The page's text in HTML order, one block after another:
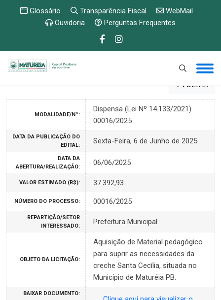
Glossário Transparência Fiscal
WebMail
Ouvidoria
Perguntas Frequentes
VOLTAR
MODALIDADE/Nº:
Dispensa (Lei Nº 14.133/2021)
00016/2025
DATA DA PUBLICAÇÃO DO
EDITAL:
Sexta-Feira, 6 de Junho de 2025
DATA DA
ABERTURA/REALIZAÇÃO:
06/06/2025
VALOR ESTIMADO (R$): 37.392,93
NÚMERO DO PROCESSO: 00016/2025
REPARTIÇÃO/SETOR
INTERESSADO:
Prefeitura Municipal
OBJETO DA LICITAÇÃO:
Aquisição de Material pedagógico
para suprir as necessidades da
creche Santa Cecília, situada no
Município de Maturéia PB.
BAIXAR DOCUMENTO: